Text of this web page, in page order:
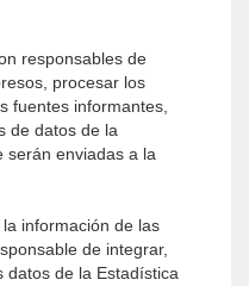
responsables de
procesar los
fuentes informantes,
de datos de la
serán enviadas a la
información de las
de integrar,
datos de la Estadística